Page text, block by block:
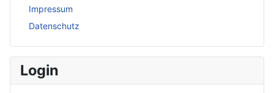
Impressum
Datenschutz
Login